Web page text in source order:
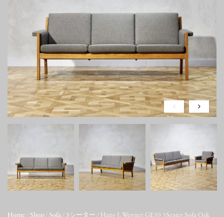
Home / Shop / Sofa / 3シーター / Hans J. Wegner GE50 3Seater Sofa Oak